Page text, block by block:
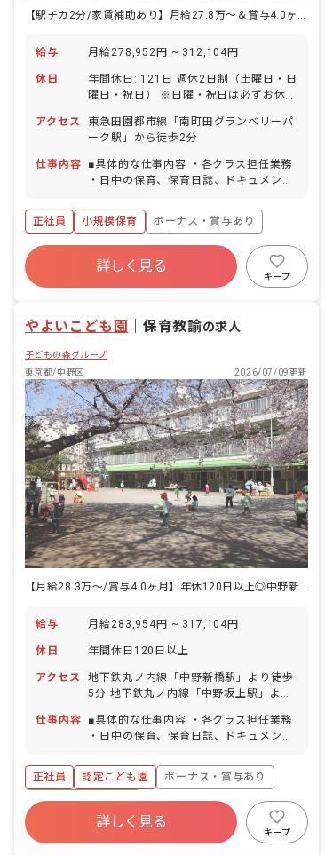
【駅チカ2分/家賃補助あり】月給27.8万〜＆賞与4.0ヶ月の好待遇★
給与 月給278,952円 ~ 312,104円
休日
年間休日: 121日 週休2日制（土曜日・日
曜日・祝日） ※日曜・祝日は必ずお休み
でお休みが可能です。 【年間休日121日
／リフレッシュ休暇含む】 リフレッシュ
休暇（6日間） ※入職してすぐ取得で
きます。 年末年始休暇（12/29～1/3）
可／連休OK） ※有休が取りやすく自由
度が高い為、職員の満足度も高いのが当
育児休暇（取得率100％・復帰率90％）
介護・看護休暇 ※お休みの相談もしやす
く自由に取れることで職員の満足度が高
アクセス
東急田園都市線「南町田グランベリーパ
ーク駅」から徒歩2分
仕事内容
■具体的な仕事内容 ・各クラス担任業務
・日中の保育、保育日誌、ドキュメンテ
ど ・保育計画の作成（年案、月案、週
案） ・行事や係などの準備 ・保護者対
応や子育て支援に向けての準備 ※当施設
は小規模保育園もりのこ第一保育園（定
員19名）・もりのこ第二保育園（定員
を大切にして、温かい愛情のこもった保
る保育園を目指す。 「いいあたま」「じ
ょうぶなからだ」「やさしいこころ」
「がまんづよいこ」 の4つのやくそくを
元に、創造力を養い、一人ひとりの個性
を大切に伸ばしています。
正社員 小規模保育
ボーナス・賞与あり
寮・住宅・家賃補助あり
社会保険完備
福利厚生充実
退職金制度
詳しく見る
キープ
やよいこども園 ｜保育教諭の求人
子どもの森グループ
東京都/中野区
2026/07/09更新
【月給28.3万〜/賞与4.0ヶ月】年休120日以上◎中野新橋駅5分の好待遇★
給与 月給283,954円 ~ 317,104円
休日 年間休日120日以上
アクセス
地下鉄丸ノ内線「中野新橋駅」より徒歩
5分 地下鉄丸ノ内線「中野坂上駅」より
街の中にあり、お散歩に行ける距離に公
園もあります。
仕事内容
■具体的な仕事内容 ・各クラス担任業務
・日中の保育、保育日誌、ドキュメンテ
ど ・保育計画の作成（年案、月案、週
案） ・行事や係などの準備 ・保護者対
応や子育て支援に向けての準備 ■保育理
念 子ども一人ひとりを大切にして、温か
い愛情のこもった保育を行ない、保護者
正社員 認定こども園
ボーナス・賞与あり
年間休日120日以上
寮・住宅・家賃補助あり
社会保険完備
詳しく見る
キープ